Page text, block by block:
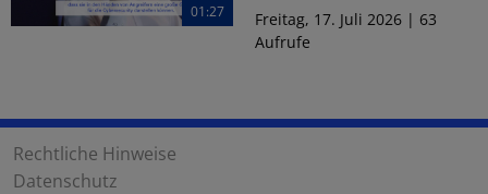
01:27
Freitag, 17. Juli 2026 | 63
Aufrufe
Rechtliche Hinweise
Datenschutz